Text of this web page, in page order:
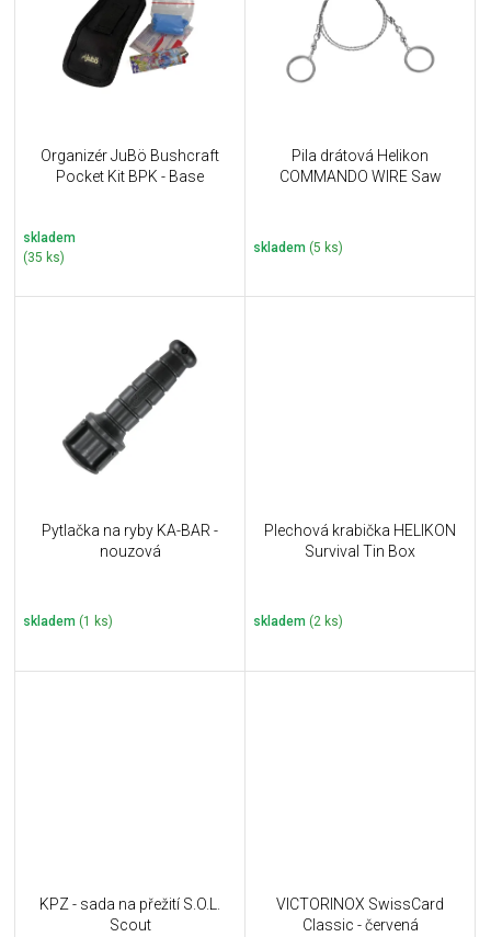
Organizér JuBö Bushcraft
Pocket Kit BPK - Base
skladem
(35 ks)
Pila drátová Helikon
COMMANDO WIRE Saw
skladem (5 ks)
Pytlačka na ryby KA-BAR -
nouzová
skladem (1 ks)
Plechová krabička HELIKON
Survival Tin Box
skladem (2 ks)
KPZ - sada na přežití S.O.L.
Scout
VICTORINOX SwissCard
Classic - červená